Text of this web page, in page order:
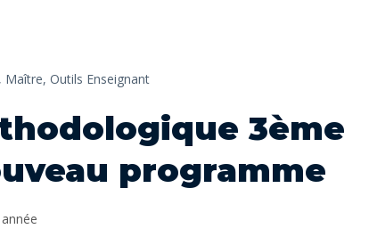
Maître, Outils Enseignant
3ème
programme